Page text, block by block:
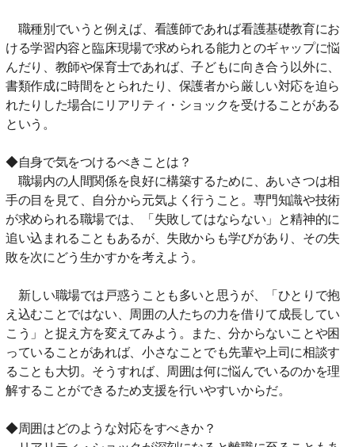
職種別でいうと例えば、看護師であれば看護基礎教育にお
ける学習内容と臨床現場で求められる能力とのギャップに悩
んだり、教師や保育士であれば、子どもに向き合う以外に、
書類作成に時間をとられたり、保護者から厳しい対応を迫ら
れたりした場合にリアリティ・ショックを受けることがある
という。
◆自身で気をつけるべきことは？
職場内の人間関係を良好に構築するために、あいさつは相
手の目を見て、自分から元気よく行うこと。専門知識や技術
が求められる職場では、「失敗してはならない」と精神的に
追い込まれることもあるが、失敗からも学びがあり、その失
敗を次にどう生かすかを考えよう。
新しい職場では戸惑うことも多いと思うが、「ひとりで抱
え込むことではない、周囲の人たちの力を借りて成長してい
こう」と捉え方を変えてみよう。また、分からないことや困
っていることがあれば、小さなことでも先輩や上司に相談す
ることも大切。そうすれば、周囲は何に悩んでいるのかを理
解することができるため支援を行いやすいからだ。
◆周囲はどのような対応をすべきか？